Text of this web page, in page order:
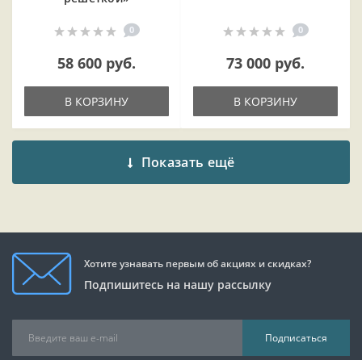
0
58 600 руб.
В КОРЗИНУ
0
73 000 руб.
В КОРЗИНУ
Показать ещё
Хотите узнавать первым об акциях и скидках?
Подпишитесь на нашу рассылку
Подписаться